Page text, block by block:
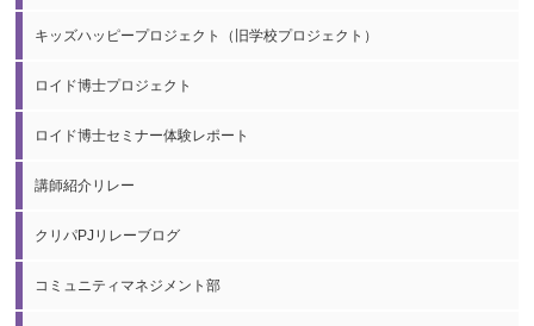
キッズハッピープロジェクト（旧学校プロジェクト）
ロイド博士プロジェクト
ロイド博士セミナー体験レポート
講師紹介リレー
クリパPJリレーブログ
コミュニティマネジメント部